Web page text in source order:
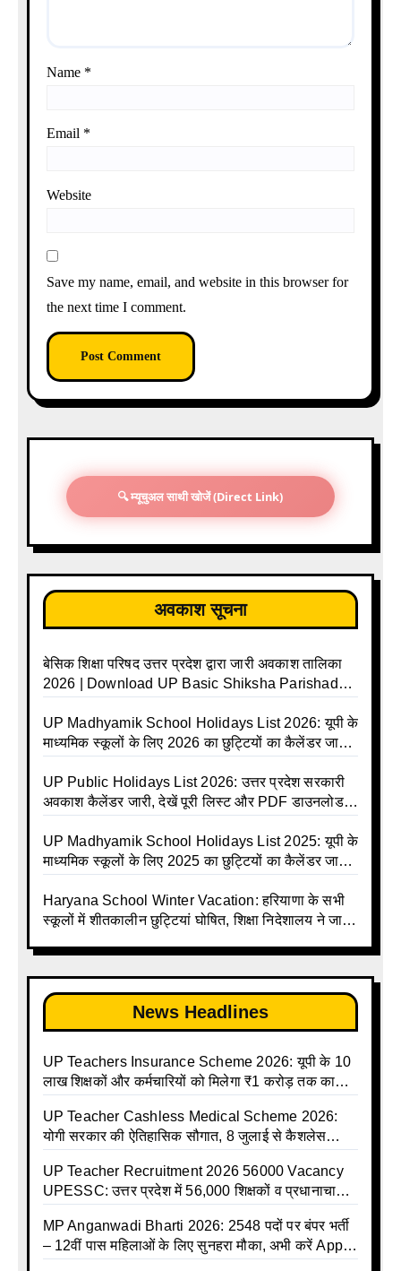
Name *
Email *
Website
Save my name, email, and website in this browser for
the next time I comment.
🔍 म्यूचुअल साथी खोजें (Direct Link)
अवकाश सूचना
बेसिक शिक्षा परिषद उत्तर प्रदेश द्वारा जारी अवकाश तालिका
2026 | Download UP Basic Shiksha Parishad
Basic School Avkash Talika UP 2026 | UP Basic
Shiksha Parishad Avkash Talika 2026 | UP
Calendar List 2026
UP Madhyamik School Holidays List 2026: यूपी के
माध्यमिक स्कूलों के लिए 2026 का छुट्टियों का कैलेंडर जारी |
UP Madhyamik Avkash Talika 2026 | UP
Madhyamik School avkash suchi | UP
Holiday Calendar | Madhyamik School Holidays
List 2026
UP Public Holidays List 2026: उत्तर प्रदेश सरकारी
अवकाश कैलेंडर जारी, देखें पूरी लिस्ट और PDF डाउनलोड
talika | Sarkari Avkash Talika | Up Holidays List |
Holidays Calendar
UP Madhyamik School Holidays List 2025: यूपी के
माध्यमिक स्कूलों के लिए 2025 का छुट्टियों का कैलेंडर जारी |
Up Madhyamik Avkash Talika 2025 | UP
Madhyamik School avkash suchi | UP
holiday calendar | Madhyamik School Holidays
List 2025
Haryana School Winter Vacation: हरियाणा के सभी
स्कूलों में शीतकालीन छुट्टियां घोषित, शिक्षा निदेशालय ने जारी
News Headlines
UP Teachers Insurance Scheme 2026: यूपी के 10
लाख शिक्षकों और कर्मचारियों को मिलेगा ₹1 करोड़ तक का
UP Teacher Cashless Medical Scheme 2026:
योगी सरकार की ऐतिहासिक सौगात, 8 जुलाई से कैशलेस
UP Teacher Recruitment 2026 56000 Vacancy
UPESSC: उत्तर प्रदेश में 56,000 शिक्षकों व प्रधानाचार्यों
MP Anganwadi Bharti 2026: 2548 पदों पर बंपर भर्ती
– 12वीं पास महिलाओं के लिए सुनहरा मौका, अभी करें Apply